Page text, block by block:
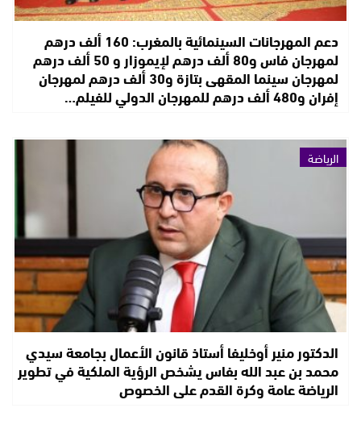
دعم المهرجانات السينمائية بالمغرب: 160 ألف درهم
لمهرجان فاس و80 ألف درهم لإيموزار و 50 ألف درهم
لمهرجان سينما المقهى بتازة و30 ألف درهم لمهرجان
إفران و480 ألف درهم للمهرجان الدولي للفيلم…
الرياضة
الدكتور منير أوخليفا أستاذ قانون الأعمال بجامعة سيدي
محمد بن عبد الله بفاس يشخص الرؤية الملكية في تطوير
الرياضة عامة وكرة القدم على الخصوص